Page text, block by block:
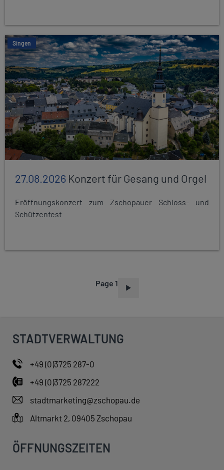
Singen
27.08.2026 Konzert für Gesang und Orgel
Eröffnungskonzert zum Zschopauer Schloss- und
Schützenfest
Page 1
STADTVERWALTUNG
+49 (0)3725 287-0
+49 (0)3725 287222
stadtmarketing@zschopau.de
Altmarkt 2, 09405 Zschopau
ÖFFNUNGSZEITEN